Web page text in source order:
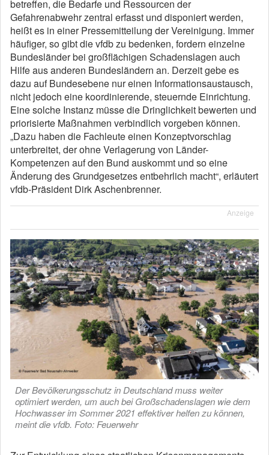
betreffen, die Bedarfe und Ressourcen der
Gefahrenabwehr zentral erfasst und disponiert werden,
heißt es in einer Pressemitteilung der Vereinigung. Immer
häufiger, so gibt die vfdb zu bedenken, fordern einzelne
Bundesländer bei großflächigen Schadenslagen auch
Hilfe aus anderen Bundesländern an. Derzeit gebe es
dazu auf Bundesebene nur einen Informationsaustausch,
nicht jedoch eine koordinierende, steuernde Einrichtung.
Eine solche Instanz müsse die Dringlichkeit bewerten und
priorisierte Maßnahmen verbindlich vorgeben können.
„Dazu haben die Fachleute einen Konzeptvorschlag
unterbreitet, der ohne Verlagerung von Länder-
Kompetenzen auf den Bund auskommt und so eine
Änderung des Grundgesetzes entbehrlich macht“, erläutert
vfdb-Präsident Dirk Aschenbrenner.
Anzeige
Der Bevölkerungsschutz in Deutschland muss weiter
optimiert werden, um auch bei Großschadenslagen wie dem
Hochwasser im Sommer 2021 effektiver helfen zu können,
meint die vfdb. Foto: Feuerwehr